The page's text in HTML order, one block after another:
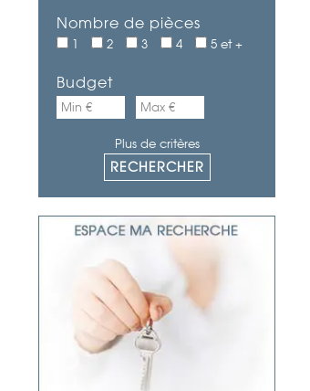
Nombre de pièces
1 2 3 4 5 et +
Budget
Plus de critères